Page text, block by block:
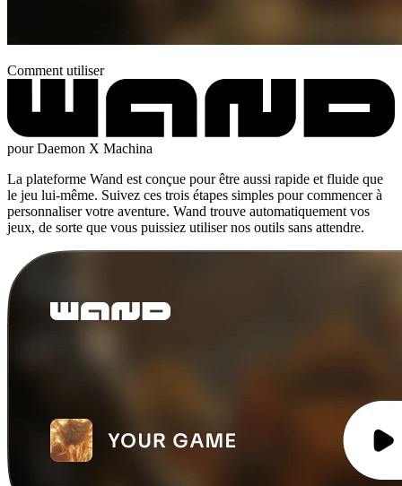
Comment utiliser
pour Daemon X Machina
La plateforme Wand est conçue pour être aussi rapide et fluide que
le jeu lui-même. Suivez ces trois étapes simples pour commencer à
personnaliser votre aventure. Wand trouve automatiquement vos
jeux, de sorte que vous puissiez utiliser nos outils sans attendre.